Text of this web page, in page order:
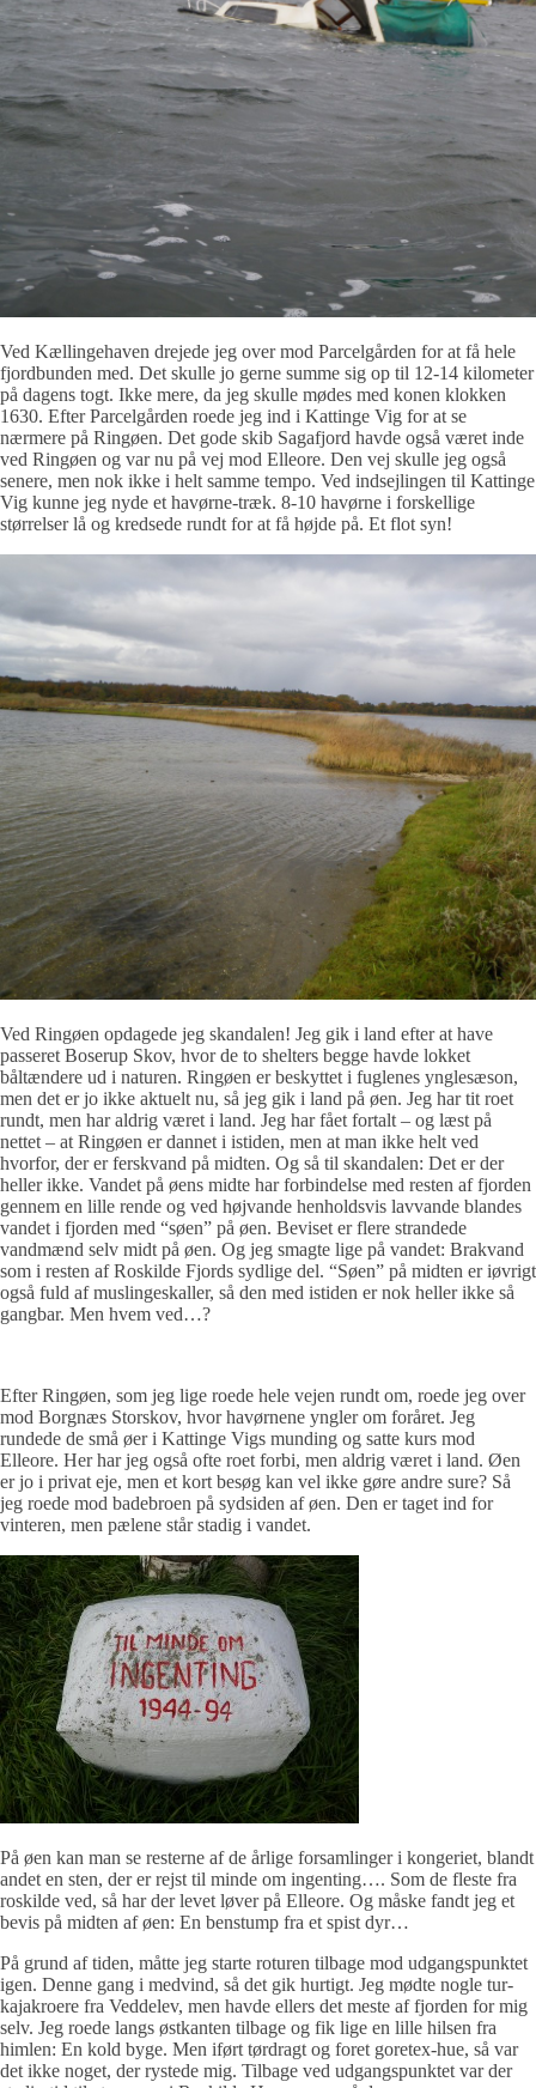
Ved Kællingehaven drejede jeg over mod Parcelgården for at få hele
fjordbunden med. Det skulle jo gerne summe sig op til 12-14 kilometer
på dagens togt. Ikke mere, da jeg skulle mødes med konen klokken
1630. Efter Parcelgården roede jeg ind i Kattinge Vig for at se
nærmere på Ringøen. Det gode skib Sagafjord havde også været inde
ved Ringøen og var nu på vej mod Elleore. Den vej skulle jeg også
senere, men nok ikke i helt samme tempo. Ved indsejlingen til Kattinge
Vig kunne jeg nyde et havørne-træk. 8-10 havørne i forskellige
størrelser lå og kredsede rundt for at få højde på. Et flot syn!
Ved Ringøen opdagede jeg skandalen! Jeg gik i land efter at have
passeret Boserup Skov, hvor de to shelters begge havde lokket
båltændere ud i naturen. Ringøen er beskyttet i fuglenes ynglesæson,
men det er jo ikke aktuelt nu, så jeg gik i land på øen. Jeg har tit roet
rundt, men har aldrig været i land. Jeg har fået fortalt – og læst på
nettet – at Ringøen er dannet i istiden, men at man ikke helt ved
hvorfor, der er ferskvand på midten. Og så til skandalen: Det er der
heller ikke. Vandet på øens midte har forbindelse med resten af fjorden
gennem en lille rende og ved højvande henholdsvis lavvande blandes
vandet i fjorden med “søen” på øen. Beviset er flere strandede
vandmænd selv midt på øen. Og jeg smagte lige på vandet: Brakvand
som i resten af Roskilde Fjords sydlige del. “Søen” på midten er iøvrigt
også fuld af muslingeskaller, så den med istiden er nok heller ikke så
gangbar. Men hvem ved…?
Efter Ringøen, som jeg lige roede hele vejen rundt om, roede jeg over
mod Borgnæs Storskov, hvor havørnene yngler om foråret. Jeg
rundede de små øer i Kattinge Vigs munding og satte kurs mod
Elleore. Her har jeg også ofte roet forbi, men aldrig været i land. Øen
er jo i privat eje, men et kort besøg kan vel ikke gøre andre sure? Så
jeg roede mod badebroen på sydsiden af øen. Den er taget ind for
vinteren, men pælene står stadig i vandet.
På øen kan man se resterne af de årlige forsamlinger i kongeriet, blandt
andet en sten, der er rejst til minde om ingenting…. Som de fleste fra
roskilde ved, så har der levet løver på Elleore. Og måske fandt jeg et
bevis på midten af øen: En benstump fra et spist dyr…
På grund af tiden, måtte jeg starte roturen tilbage mod udgangspunktet
igen. Denne gang i medvind, så det gik hurtigt. Jeg mødte nogle tur-
kajakroere fra Veddelev, men havde ellers det meste af fjorden for mig
selv. Jeg roede langs østkanten tilbage og fik lige en lille hilsen fra
himlen: En kold byge. Men iført tørdragt og foret goretex-hue, så var
det ikke noget, der rystede mig. Tilbage ved udgangspunktet var der